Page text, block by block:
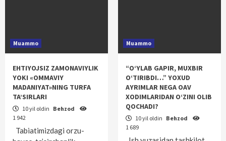
Muammo
EHTIYOJSIZ ZAMONAVIYLIK
YOKI «OMMAVIY
MADANIYAT»NING TURFA
TA’SIRLARI
10 yil oldin Behzod
1 942
Tabiatimizdagi orzu-
Muammo
“O‘YLAB GAPIR, MUXBIR
O‘TIRIBDI…” YOXUD
AYRIMLAR NEGA OAV
XODIMLARIDAN O‘ZINI OLIB
QOCHADI?
10 yil oldin Behzod
1 689